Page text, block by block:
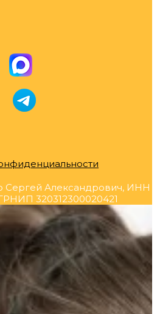
Сергей Александрович, ИНН
320312300020421